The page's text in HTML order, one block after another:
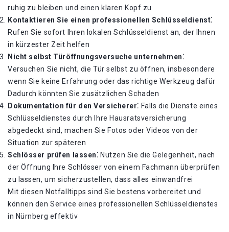
ruhig zu bleiben und einen klaren Kopf zu
Kontaktieren Sie einen professionellen Schlüsseldienst⁚
Rufen Sie sofort Ihren lokalen Schlüsseldienst an, der Ihnen
in kürzester Zeit helfen
Nicht selbst Türöffnungsversuche unternehmen⁚
Versuchen Sie nicht, die Tür selbst zu öffnen, insbesondere
wenn Sie keine Erfahrung oder das richtige Werkzeug dafür
Dadurch könnten Sie zusätzlichen Schaden
Dokumentation für den Versicherer⁚ Falls die Dienste eines
Schlüsseldienstes durch Ihre Hausratsversicherung
abgedeckt sind, machen Sie Fotos oder Videos von der
Situation zur späteren
Schlösser prüfen lassen⁚ Nutzen Sie die Gelegenheit, nach
der Öffnung Ihre Schlösser von einem Fachmann überprüfen
zu lassen, um sicherzustellen, dass alles einwandfrei
Mit diesen Notfalltipps sind Sie bestens vorbereitet und
können den Service eines professionellen Schlüsseldienstes
in Nürnberg effektiv